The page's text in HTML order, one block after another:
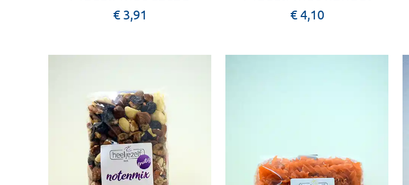
€ 3,91 € 4,10